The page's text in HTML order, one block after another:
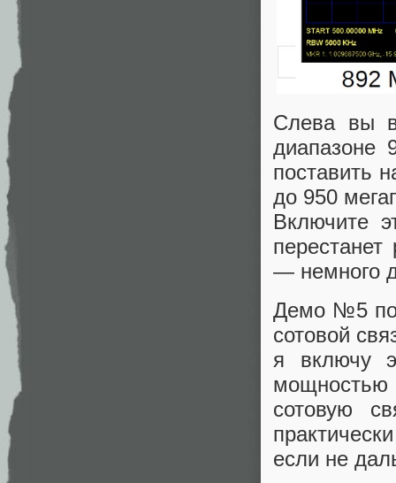
Слева вы
диапазоне
поставить
до 950
Включите
— немного
Демо №5
сотовой
я включу
мощностью
сотовую
если не